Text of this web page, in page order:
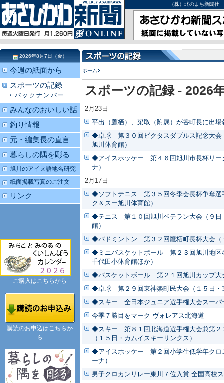
（株）北のまち新聞
ホーム
スポーツの記録 - 2026
2月23日
平出（鷹栖）、梁取（附属）が谷町長に出
◆卓球 第３０回ビクタスダブルス記念大会
旭川体育館）
◆アイスホッケー 第４６回旭川市長杯リー
ナ）
2月17日
◆ソフトテニス 第３５回冬季会長杯争奪選
ク＆スー旭川体育館）
◆テニス 第１０回旭川ベテラン大会（９日
館）
◆バドミントン 第３２回鷹栖町長杯大会（
◆ミニバスケットボール 第２３回旭川地区
千代田小体育館ほか）
◆バスケットボール 第２１回旭川カップ大
◆卓球 第２９回東神楽町民大会（１５日・
◆スキー 全日本ジュニア選手権大会スーパ
今季７勝目をマーク ヴォレアス北海道
◆スキー 第８１回北海道選手権大会兼第２
（１５日・カムイスキーリンクス）
◆アイスホッケー 第２回小学生低学年クロ
ーナ）
男子クロカンリレー東川７位入賞 全国高校
2026年8月7日（金）
今週の紙面から
スポーツの記録
バックナンバー
みんなのおいしい話
釣り情報
元・編集長の直言
暮らしの隅を彫る
旭川のアイヌ語地名研究
紙面掲載写真のご注文
リンク
ご購入はこちらから
購読のお申込はこちらか
ら